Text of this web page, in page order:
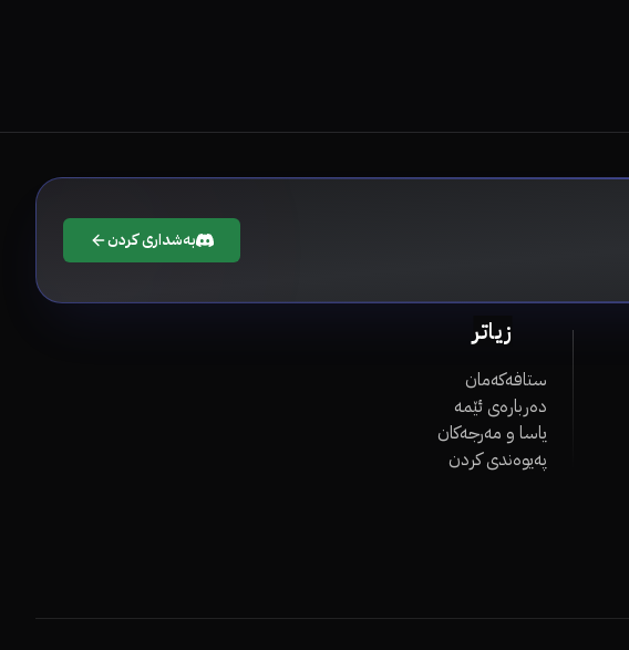
بەشداری کردن
زیاتر
ستافەکەمان
دەربارەی ئێمە
یاسا و مەرجەکان
پەیوەندی کردن